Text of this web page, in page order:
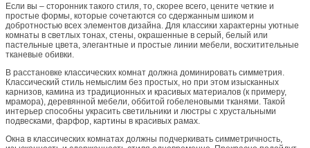
Если вы – сторонник такого стиля, то, скорее всего, цените четкие и
простые формы, которые сочетаются со сдержанным шиком и
добротностью всех элементов дизайна. Для классики характерны уютные
комнаты в светлых тонах, стены, окрашенные в серый, белый или
пастельные цвета, элегантные и простые линии мебели, восхитительные
тканевые обивки.
В расстановке классических комнат должна доминировать симметрия.
Классический стиль немыслим без простых, но при этом изысканных
карнизов, камина из традиционных и красивых материалов (к примеру,
мрамора), деревянной мебели, оббитой гобеленовыми тканями. Такой
интерьер способны украсить светильники и люстры с хрустальными
подвесками, фарфор, картины в красивых рамах.
Окна в классических комнатах должны подчеркивать симметричность,